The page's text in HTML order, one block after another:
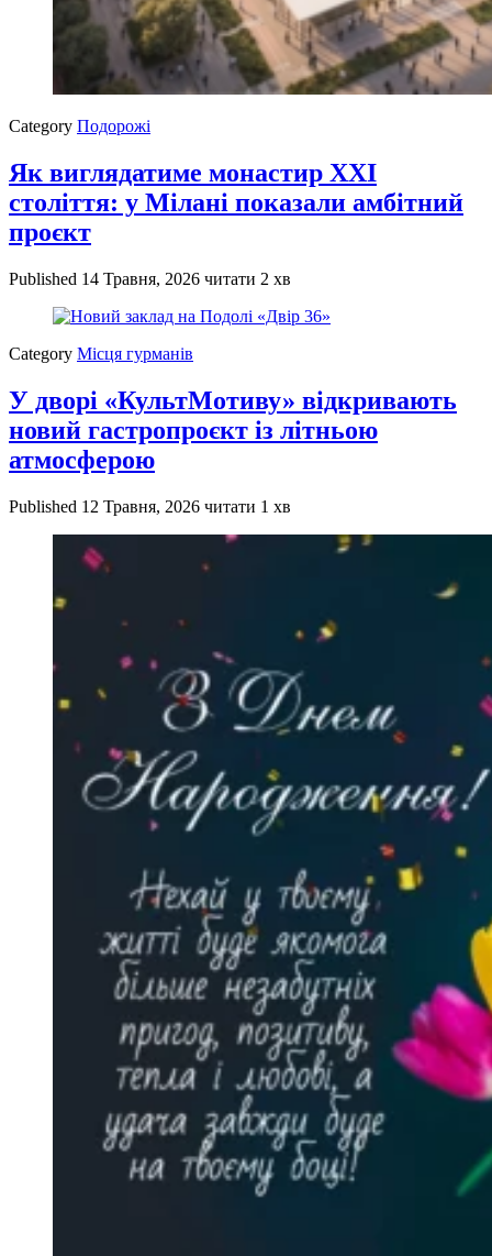
Category Подорожі
Як виглядатиме монастир XXI
століття: у Мілані показали амбітний
проєкт
Published 14 Травня, 2026 читати 2 хв
Category Місця гурманів
У дворі «КультМотиву» відкривають
новий гастропроєкт із літньою
атмосферою
Published 12 Травня, 2026 читати 1 хв